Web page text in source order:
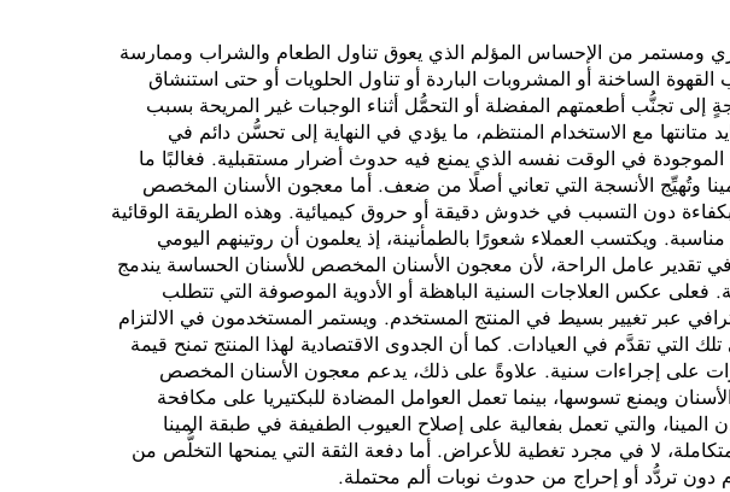
ومستمر من الإحساس المؤلم الذي يعوق تناول الطعام والشراب وممارسة
الساخنة أو المشروبات الباردة أو تناول الحلويات أو حتى استنشاق
إلى تجنُّب أطعمتهم المفضلة أو التحمُّل أثناء الوجبات غير المريحة بسبب
مع الاستخدام المنتظم، ما يؤدي في النهاية إلى تحسُّن دائم في
الموجودة في الوقت نفسه الذي يمنع فيه حدوث أضرار مستقبلية. فغالبًا ما
وتُهيِّج الأنسجة التي تعاني أصلًا من ضعف. أما معجون الأسنان المخصص
بكفاءة دون التسبب في خدوش دقيقة أو حروق كيميائية. وهذه الطريقة الوقائية
ويكتسب العملاء شعورًا بالطمأنينة، إذ يعلمون أن روتينهم اليومي
تقدير عامل الراحة، لأن معجون الأسنان المخصص للأسنان الحساسة يندمج
عكس العلاجات السنية الباهظة أو الأدوية الموصوفة التي تتطلب
عبر تغيير بسيط في المنتج المستخدم. ويستمر المستخدمون في الالتزام
التي تقدَّم في العيادات. كما أن الجدوى الاقتصادية لهذا المنتج تمنح قيمة
على إجراءات سنية. علاوةً على ذلك، يدعم معجون الأسنان المخصص
ويمنع تسوسها، بينما تعمل العوامل المضادة للبكتيريا على مكافحة
والتي تعمل بفعالية على إصلاح العيوب الطفيفة في طبقة المينا
لا في مجرد تغطية للأعراض. أما دفعة الثقة التي يمنحها التخلُّص من
دون تردُّد أو إحراج من حدوث نوبات ألم محتملة.